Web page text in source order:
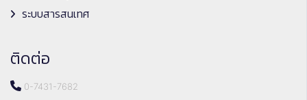
ระบบสารสนเทศ
ติดต่อ
0-7431-7682